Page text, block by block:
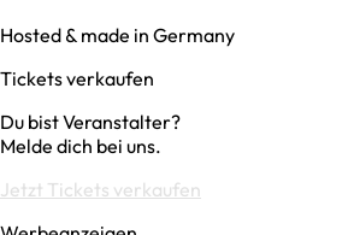
Hosted & made in Germany
Tickets verkaufen
Du bist Veranstalter?
Melde dich bei uns.
Jetzt Tickets verkaufen